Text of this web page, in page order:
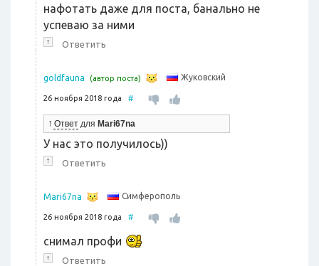
нафотать даже для поста, банально не
успеваю за ними
↑ Ответить
goldfauna (автор поста) Жуковский
26 ноября 2018 года #
↑ Ответ для Mari67na
У нас это получилось))
↑ Ответить
Mari67na Симферополь
26 ноября 2018 года #
снимал профи
↑ Ответить